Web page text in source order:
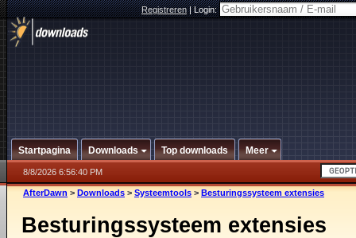
Registreren|Login:
Startpagina Downloads Top downloads Meer
8/8/2026 6:56:40 PM
AfterDawn > Downloads > Systeemtools > Besturingssysteem extensies
Besturingssysteem extensies